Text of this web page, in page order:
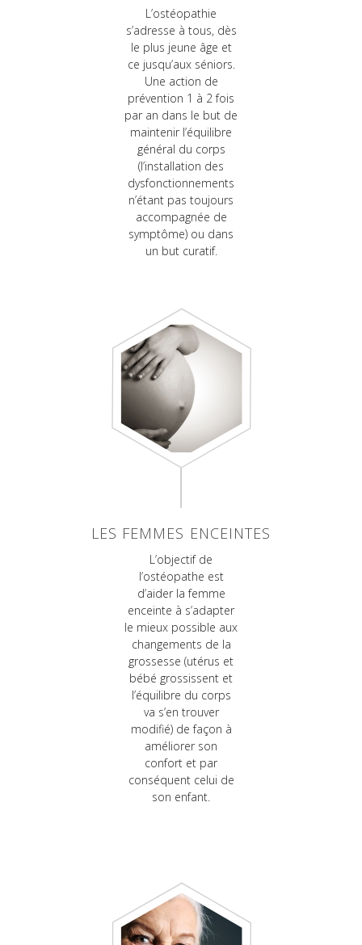
L’ostéopathie
s’adresse à tous, dès
le plus jeune âge et
ce jusqu’aux séniors.
Une action de
prévention 1 à 2 fois
par an dans le but de
maintenir l’équilibre
général du corps
(l’installation des
dysfonctionnements
n’étant pas toujours
accompagnée de
symptôme) ou dans
un but curatif.
LES FEMMES ENCEINTES
L’objectif de
l’ostéopathe est
d’aider la femme
enceinte à s’adapter
le mieux possible aux
changements de la
grossesse (utérus et
bébé grossissent et
l’équilibre du corps
va s’en trouver
modifié) de façon à
améliorer son
confort et par
conséquent celui de
son enfant.